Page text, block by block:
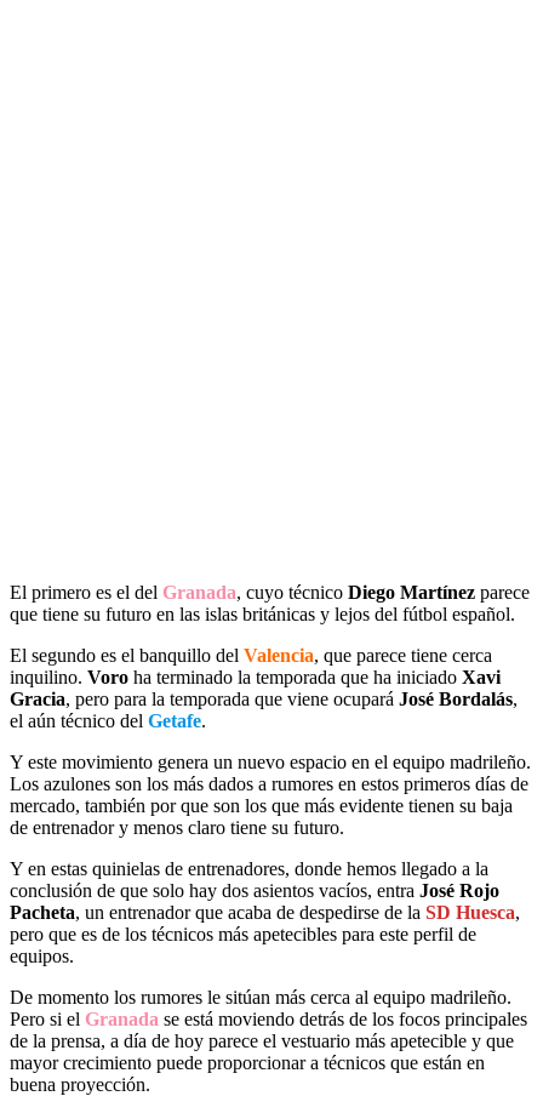
El primero es el del Granada, cuyo técnico Diego Martínez parece
que tiene su futuro en las islas británicas y lejos del fútbol español.
El segundo es el banquillo del Valencia, que parece tiene cerca
inquilino. Voro ha terminado la temporada que ha iniciado Xavi
Gracia, pero para la temporada que viene ocupará José Bordalás,
el aún técnico del Getafe.
Y este movimiento genera un nuevo espacio en el equipo madrileño.
Los azulones son los más dados a rumores en estos primeros días de
mercado, también por que son los que más evidente tienen su baja
de entrenador y menos claro tiene su futuro.
Y en estas quinielas de entrenadores, donde hemos llegado a la
conclusión de que solo hay dos asientos vacíos, entra José Rojo
Pacheta, un entrenador que acaba de despedirse de la SD Huesca,
pero que es de los técnicos más apetecibles para este perfil de
equipos.
De momento los rumores le sitúan más cerca al equipo madrileño.
Pero si el Granada se está moviendo detrás de los focos principales
de la prensa, a día de hoy parece el vestuario más apetecible y que
mayor crecimiento puede proporcionar a técnicos que están en
buena proyección.